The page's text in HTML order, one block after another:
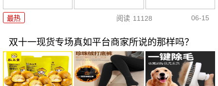
最热 阅读 11128 06-15
双十一现货专场真如平台商家所说的那样吗？